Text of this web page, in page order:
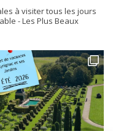
à visiter tous les jours
- Les Plus Beaux